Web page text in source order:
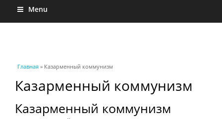
Menu
Вы здесь
Главная » Казарменный коммунизм
Казарменный коммунизм
Казарменный коммунизм